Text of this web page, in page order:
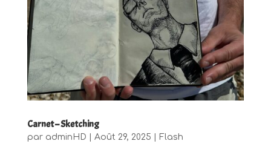
Carnet – Sketching
par adminHD Août 29, 2025 Flash